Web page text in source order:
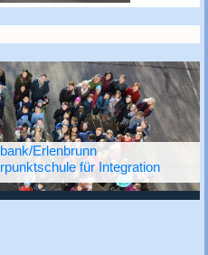
Erlenbrunn
für Integration